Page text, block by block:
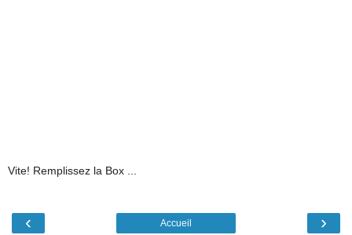
Vite! Remplissez la Box ...
‹ ›
Accueil